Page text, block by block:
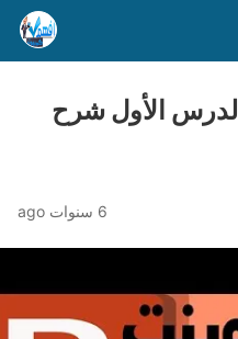
تعلم بوربوينت 2019 الدرس الأول شرح
6 سنوات ago